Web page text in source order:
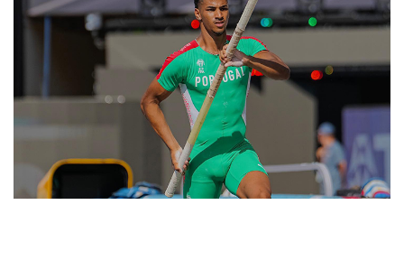
Marketing
Contactos
Mais Desporto
Arquivo Histórico
Educação
Equipa Portugal
Arquivo Histórico
Educação Olímpica
Equipa Portugal